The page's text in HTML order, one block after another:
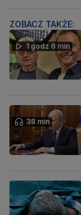
ZOBACZ TAKŻE:
1 godz 6 min
38 min